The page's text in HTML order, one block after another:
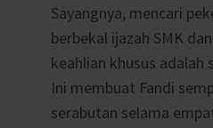
Sayangnya, mencari
berbekal ijazah SMK
keahlian khusus adalah
Ini membuat Fandi
serabutan selama